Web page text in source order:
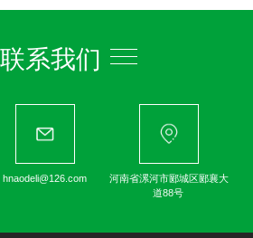
联系我们
hnaodeli@126.com
河南省漯河市郾城区郾襄大
道88号